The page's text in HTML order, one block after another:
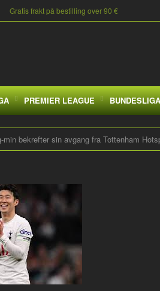
Gratis frakt på bestilling over 90 €
PREMIER LEAGUE BUNDESLIGA
min bekrefter sin avgang fra Tottenham